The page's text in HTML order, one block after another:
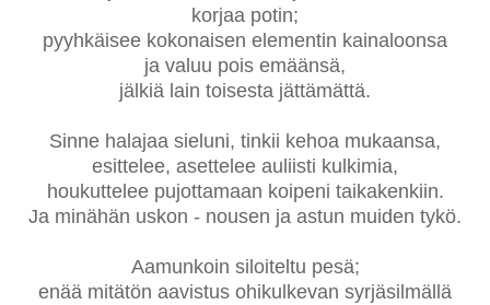
korjaa potin;
pyyhkäisee kokonaisen elementin kainaloonsa
ja valuu pois emäänsä,
jälkiä lain toisesta jättämättä.
Sinne halajaa sieluni, tinkii kehoa mukaansa,
esittelee, asettelee auliisti kulkimia,
houkuttelee pujottamaan koipeni taikakenkiin.
Ja minähän uskon - nousen ja astun muiden tykö.
Aamunkoin siloiteltu pesä;
enää mitätön aavistus ohikulkevan syrjäsilmällä